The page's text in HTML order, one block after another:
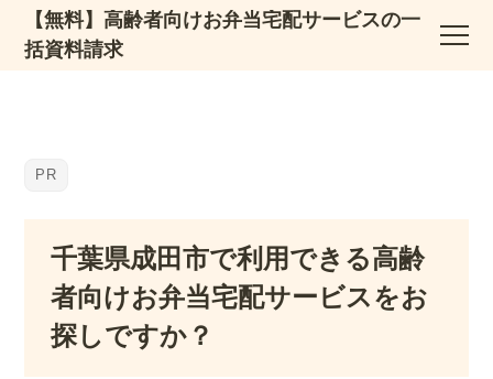
【無料】高齢者向けお弁当宅配サービスの一
括資料請求
千葉県成田市で利用できる高齢
者向けお弁当宅配サービスをお
探しですか？